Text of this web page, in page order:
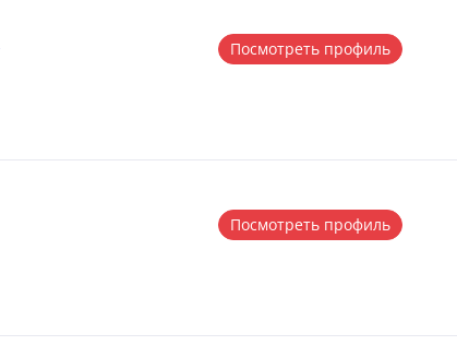
Посмотреть профиль
Посмотреть профиль